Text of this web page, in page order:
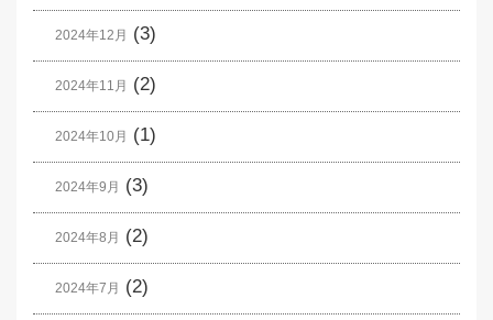
2024年12月 (3)
2024年11月 (2)
2024年10月 (1)
2024年9月 (3)
2024年8月 (2)
2024年7月 (2)